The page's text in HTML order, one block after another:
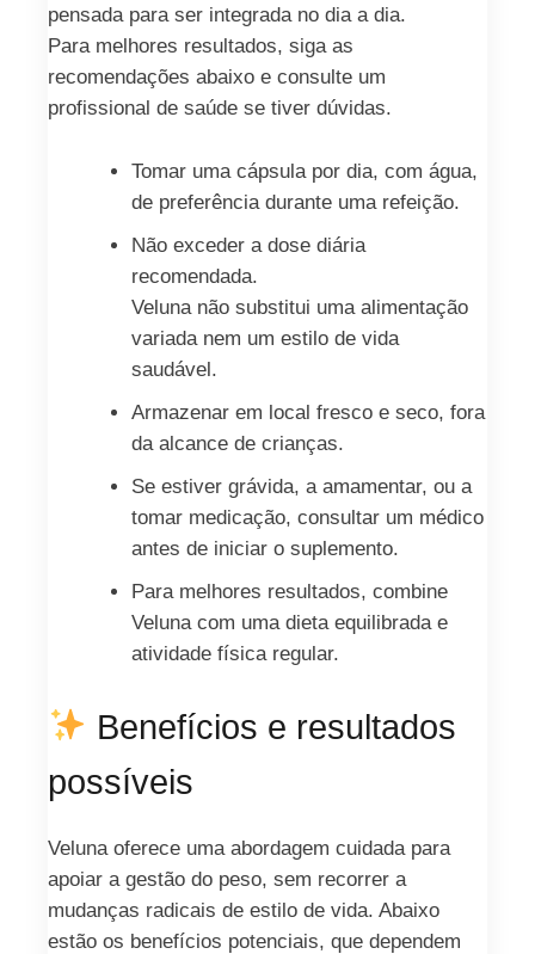
pensada para ser integrada no dia a dia.
Para melhores resultados, siga as
recomendações abaixo e consulte um
profissional de saúde se tiver dúvidas.
Tomar uma cápsula por dia, com água,
de preferência durante uma refeição.
Não exceder a dose diária
recomendada.
Veluna não substitui uma alimentação
variada nem um estilo de vida
saudável.
Armazenar em local fresco e seco, fora
da alcance de crianças.
Se estiver grávida, a amamentar, ou a
tomar medicação, consultar um médico
antes de iniciar o suplemento.
Para melhores resultados, combine
Veluna com uma dieta equilibrada e
atividade física regular.
Benefícios e resultados
possíveis
Veluna oferece uma abordagem cuidada para
apoiar a gestão do peso, sem recorrer a
mudanças radicais de estilo de vida. Abaixo
estão os benefícios potenciais, que dependem